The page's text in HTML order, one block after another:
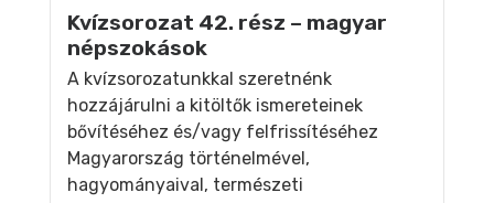
Kvízsorozat 42. rész – magyar
népszokások
A kvízsorozatunkkal szeretnénk
hozzájárulni a kitöltők ismereteinek
bővítéséhez és/vagy felfrissítéséhez
Magyarország történelmével,
hagyományaival, természeti